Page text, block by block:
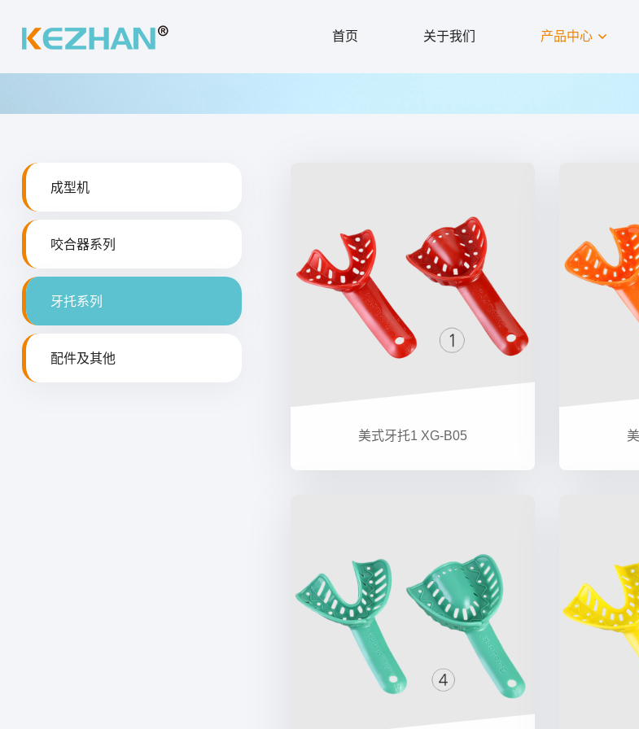
首页 关于我们 产品中心
成型机
咬合器系列
牙托系列
配件及其他
美式牙托1 XG-B05